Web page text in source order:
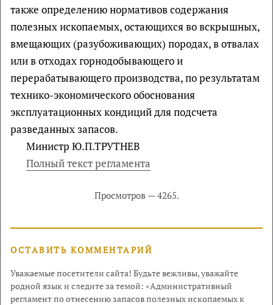
также определению нормативов содержания
полезных ископаемых, остающихся во вскрышных,
вмещающих (разубоживающих) породах, в отвалах
или в отходах горнодобывающего и
перерабатывающего производства, по результатам
технико-экономического обоснования
эксплуатационных кондиций для подсчета
разведанных запасов.
Министр Ю.П.ТРУТНЕВ
Полный текст регламента
Просмотров — 4265.
ОСТАВИТЬ КОММЕНТАРИЙ
Уважаемые посетители сайта! Будьте вежливы, уважайте
родной язык и следите за темой: «Административный
регламент по отнесению запасов полезных ископаемых к